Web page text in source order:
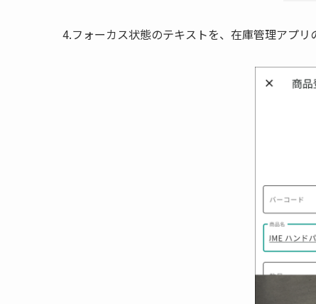
4.フォーカス状態のテキストを、在庫管理アプリ